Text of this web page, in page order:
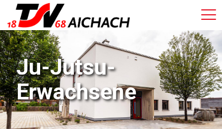
Ju-Jutsu-
Erwachsene